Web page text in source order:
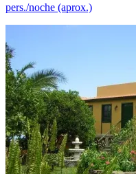
pers./noche (aprox.)